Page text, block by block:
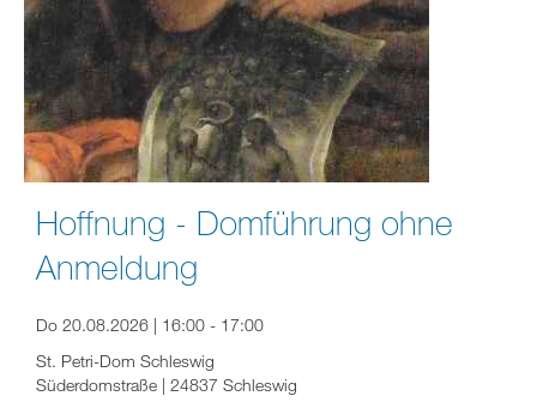
Hoffnung - Domführung ohne
Anmeldung
Do 20.08.2026 | 16:00 - 17:00
St. Petri-Dom Schleswig
Süderdomstraße | 24837 Schleswig